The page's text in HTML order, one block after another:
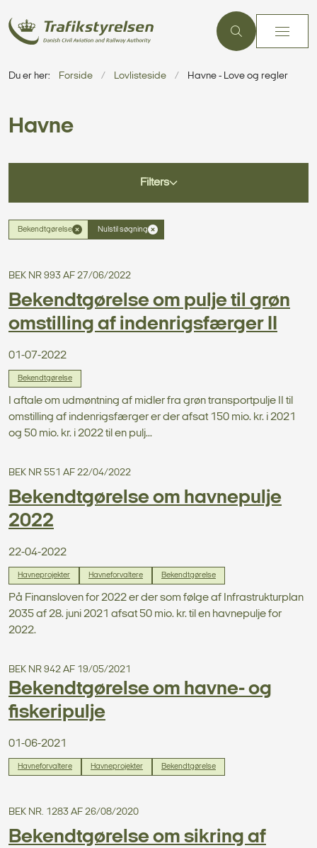
Du er her: Forside Lovlisteside Havne - Love og regler
Havne
Filters
Bekendtgørelse Nulstil søgning
BEK NR 993 AF 27/06/2022
Bekendtgørelse om pulje til grøn
omstilling af indenrigsfærger II
01-07-2022
Bekendtgørelse
I aftale om udmøntning af midler fra grøn transportpulje II til
omstilling af indenrigsfærger er der afsat 150 mio. kr. i 2021
og 50 mio. kr. i 2022 til en pulj...
BEK NR 551 AF 22/04/2022
Bekendtgørelse om havnepulje
2022
22-04-2022
Havneprojekter Havneforvaltere Bekendtgørelse
På Finansloven for 2022 er der som følge af Infrastrukturplan
2035 af 28. juni 2021 afsat 50 mio. kr. til en havnepulje for
2022.
BEK NR 942 AF 19/05/2021
Bekendtgørelse om havne- og
fiskeripulje
01-06-2021
Havneforvaltere Havneprojekter Bekendtgørelse
BEK NR. 1283 AF 26/08/2020
Bekendtgørelse om sikring af